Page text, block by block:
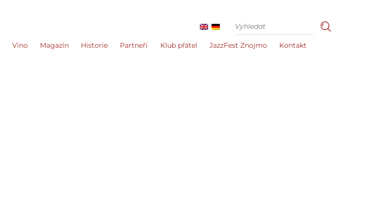
Víno Magazín Historie Partneři Klub přátel JazzFest Znojmo Kontakt